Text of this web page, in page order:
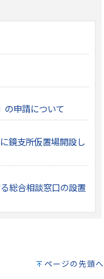
の申請について
鏡支所仮置場開設し
総合相談窓口の設置
ページの先頭へ